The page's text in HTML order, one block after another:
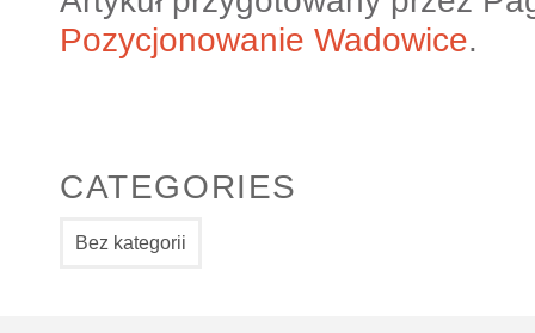
Pozycjonowanie Wadowice.
CATEGORIES
Bez kategorii